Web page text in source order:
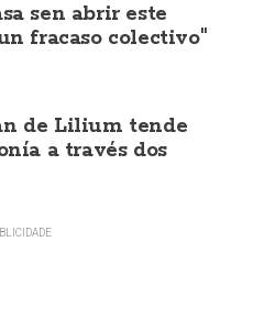
sen abrir este
fracaso colectivo"
de Lilium tende
a través dos